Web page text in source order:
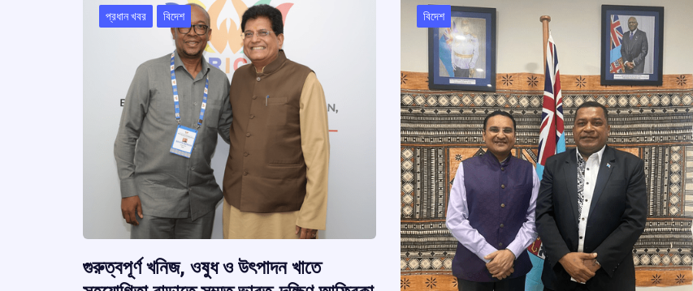
প্রধান খবর বিদেশ
গুরুত্বপূর্ণ খনিজ, ওষুধ ও উৎপাদন খাতে
বিদেশ